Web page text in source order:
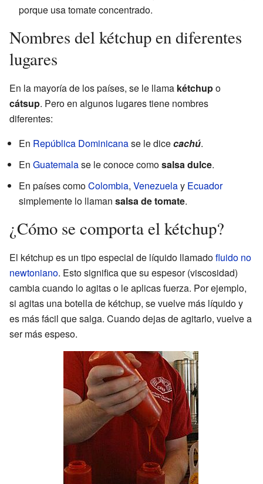
porque usa tomate concentrado.
Nombres del kétchup en diferentes
lugares
En la mayoría de los países, se le llama kétchupo
cátsup. Pero en algunos lugares tiene nombres
diferentes:
En República Dominicanase le dicecachú.
En Guatemalase le conoce comosalsa dulce.
En países comoColombia, Venezuelay Ecuador
simplemente lo llaman salsa de tomate.
¿Cómo se comporta el kétchup?
El kétchup es un tipo especial de líquido llamadofluido no
newtoniano. Esto significa que su espesor (viscosidad)
cambia cuando lo agitas o le aplicas fuerza. Por ejemplo,
si agitas una botella de kétchup, se vuelve más líquido y
es más fácil que salga. Cuando dejas de agitarlo, vuelve a
ser más espeso.